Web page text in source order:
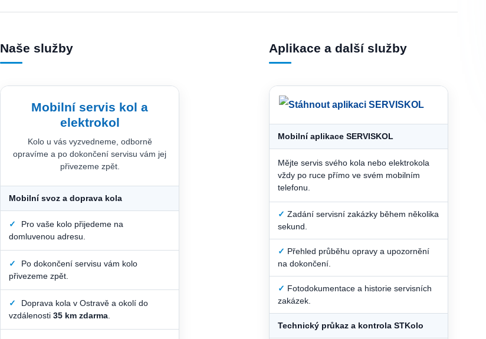
Naše služby
Mobilní servis kol a
elektrokol
Kolo u vás vyzvedneme, odborně
opravíme a po dokončení servisu vám jej
přivezeme zpět.
Mobilní svoz a doprava kola
✓
Pro vaše kolo přijedeme na
domluvenou adresu.
✓
Po dokončení servisu vám kolo
přivezeme zpět.
✓
Doprava kola v Ostravě a okolí do
vzdálenosti 35 km zdarma
Aplikace a další služby
Mobilní aplikace SERVISKOL
Mějte servis svého kola nebo elektrokola
vždy po ruce přímo ve svém mobilním
telefonu.
✓ Zadání servisní zakázky během několika
sekund.
✓ Přehled průběhu opravy a upozornění
na dokončení.
✓ Fotodokumentace a historie servisních
zakázek.
Technický průkaz a kontrola STKolo